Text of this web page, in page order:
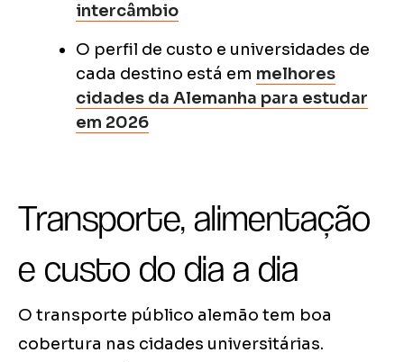
intercâmbio
O perfil de custo e universidades de
cada destino está em melhores
cidades da Alemanha para estudar
em 2026
Transporte, alimentação
e custo do dia a dia
O transporte público alemão tem boa
cobertura nas cidades universitárias.